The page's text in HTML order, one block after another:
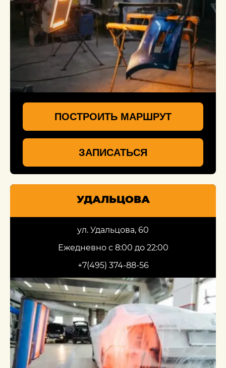
ПОСТРОИТЬ МАРШРУТ
ЗАПИСАТЬСЯ
УДАЛЬЦОВА
ул. Удальцова, 60
Ежедневно с 8:00 до 22:00
+7(495) 374-88-56